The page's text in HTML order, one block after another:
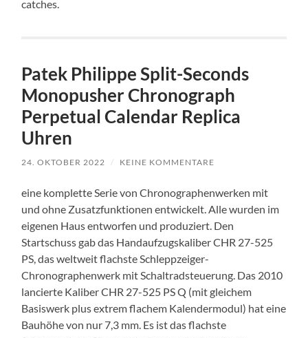
catches.
Patek Philippe Split-Seconds
Monopusher Chronograph
Perpetual Calendar Replica
Uhren
24. OKTOBER 2022 / KEINE KOMMENTARE
eine komplette Serie von Chronographenwerken mit
und ohne Zusatzfunktionen entwickelt. Alle wurden im
eigenen Haus entworfen und produziert. Den
Startschuss gab das Handaufzugskaliber CHR 27-525
PS, das weltweit flachste Schleppzeiger-
Chronographenwerk mit Schaltradsteuerung. Das 2010
lancierte Kaliber CHR 27-525 PS Q (mit gleichem
Basiswerk plus extrem flachem Kalendermodul) hat eine
Bauhöhe von nur 7,3 mm. Es ist das flachste